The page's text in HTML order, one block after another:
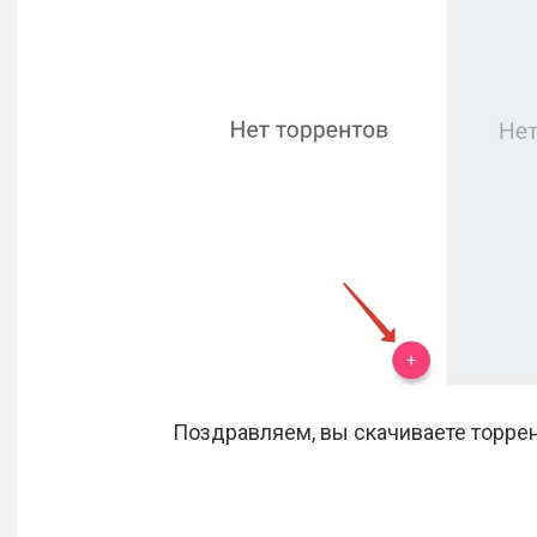
Поздравляем, вы скачиваете